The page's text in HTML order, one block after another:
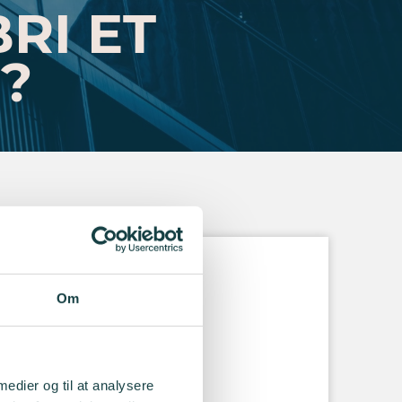
Om
og til at analysere
ET